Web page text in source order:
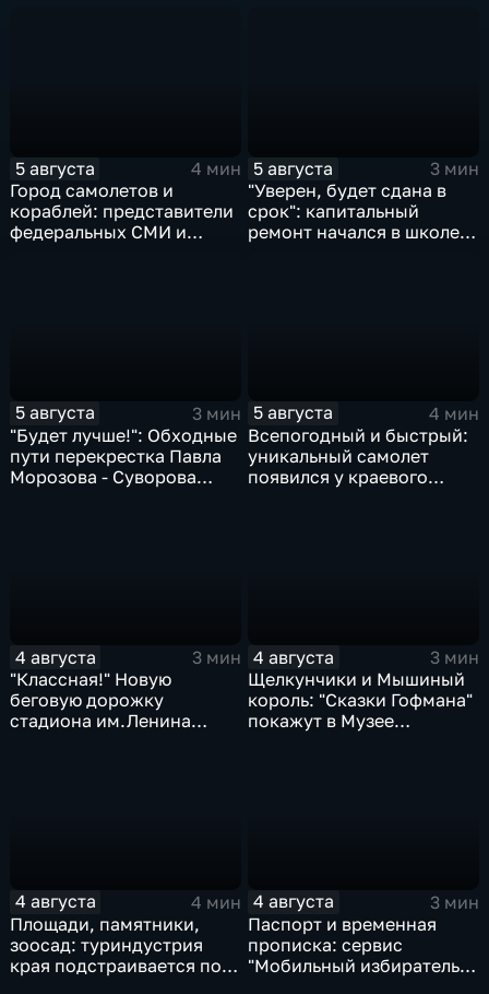
5 августа
4 мин
Город самолетов и
кораблей: представители
федеральных СМИ и
5 августа
3 мин
"Уверен, будет сдана в
срок": капитальный
ремонт начался в школе
5 августа
3 мин
"Будет лучше!": Обходные
пути перекрестка Павла
Морозова - Суворова
5 августа
4 мин
Всепогодный и быстрый:
уникальный самолет
появился у краевого
4 августа
3 мин
"Классная!" Новую
беговую дорожку
стадиона им.Ленина
4 августа
3 мин
Щелкунчики и Мышиный
король: "Сказки Гофмана"
покажут в Музее
4 августа
4 мин
Площади, памятники,
зоосад: туриндустрия
края подстраивается под
4 августа
3 мин
Паспорт и временная
прописка: сервис
"Мобильный избиратель"